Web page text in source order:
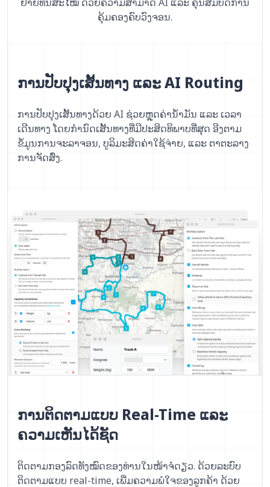
ຄຸ້ມຄອງຄົບວົງຈອນ.
ການປັບປຸງເສັ້ນທາງ ແລະ AI Routing
ການປັບປຸງເສັ້ນທາງດ້ວຍ AI ຊ່ວຍຫຼຸດຄ່ານ້ຳມັນ ແລະ ເວລາ
ເດີນທາງ ໂດຍກຳນົດເສັ້ນທາງທີ່ມີປະສິດທິພາບທີ່ສຸດ ອີງຕາມ
ຂໍ້ມູນການຈະລາຈອນ, ບູລິມະສິດຄ່າໃຊ້ຈ່າຍ, ແລະ ຕາຕະລາງ
ການຈັດສົ່ງ.
ການຕິດຕາມແບບ Real-Time ແລະ
ຄວາມເຫັນໄດ້ຊັດ
ຕິດຕາມກອງລົດທັງໝົດຂອງທ່ານໃນໜ້າຈໍດຽວ. ດ້ວຍລະບົບ
ຕິດຕາມແບບ real-time, ເພີ່ມຄວາມພໍໃຈຂອງລູກຄ້າ ດ້ວຍ